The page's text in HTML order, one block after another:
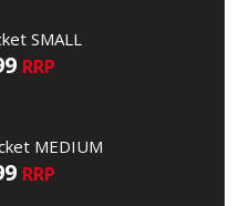
SMALL
RRP
MEDIUM
RRP